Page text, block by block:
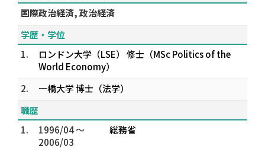
国際政治経済, 政治経済
学歴・学位
1.
ロンドン大学（LSE） 修士（MSc Politics of the
World Economy）
2.
一橋大学 博士（法学）
職歴
1.
1996/04 ～
2006/03
総務省